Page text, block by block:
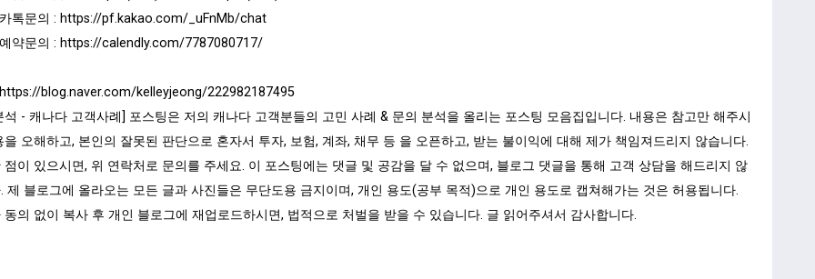
카톡문의 : https://pf.kakao.com/_uFnMb/chat
예약문의 : https://calendly.com/7787080717/
https://blog.naver.com/kelleyjeong/222982187495
석 - 캐나다 고객사례] 포스팅은 저의 캐나다 고객분들의 고민 사례 & 문의 분석을 올리는 포스팅 모음집입니다. 내용은 참고만 해주시
을 오해하고, 본인의 잘못된 판단으로 혼자서 투자, 보험, 계좌, 채무 등 을 오픈하고, 받는 불이익에 대해 제가 책임져드리지 않습니다.
점이 있으시면, 위 연락처로 문의를 주세요. 이 포스팅에는 댓글 및 공감을 달 수 없으며, 블로그 댓글을 통해 고객 상담을 해드리지 않
제 블로그에 올라오는 모든 글과 사진들은 무단도용 금지이며, 개인 용도(공부 목적)으로 개인 용도로 캡쳐해가는 것은 허용됩니다.
동의 없이 복사 후 개인 블로그에 재업로드하시면, 법적으로 처벌을 받을 수 있습니다. 글 읽어주셔서 감사합니다.